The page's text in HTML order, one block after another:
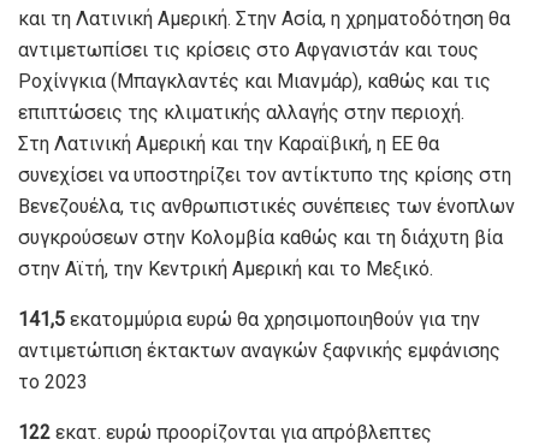
και τη Λατινική Αμερική. Στην Ασία, η χρηματοδότηση θα
αντιμετωπίσει τις κρίσεις στο Αφγανιστάν και τους
Ροχίνγκια (Μπαγκλαντές και Μιανμάρ), καθώς και τις
επιπτώσεις της κλιματικής αλλαγής στην περιοχή.
Στη Λατινική Αμερική και την Καραϊβική, η ΕΕ θα
συνεχίσει να υποστηρίζει τον αντίκτυπο της κρίσης στη
Βενεζουέλα, τις ανθρωπιστικές συνέπειες των ένοπλων
συγκρούσεων στην Κολομβία καθώς και τη διάχυτη βία
στην Αϊτή, την Κεντρική Αμερική και το Μεξικό.
141,5 εκατομμύρια ευρώ θα χρησιμοποιηθούν για την
αντιμετώπιση έκτακτων αναγκών ξαφνικής εμφάνισης
το 2023
122 εκατ. ευρώ προορίζονται για απρόβλεπτες